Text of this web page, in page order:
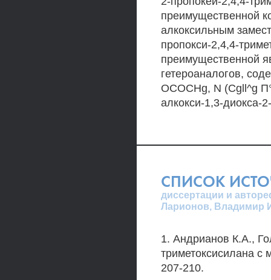
преимущественной
алкоксильным
пропокси-2,4,4-
преимущественной
гетероаналогов,
OCOCHg, N (Cgll^g
алкокси-1,3-диокса-
СПИСОК
диссертации и
Ларионов, Владимир
1. Андрианов К.А.,
триметоксисилана
207-210.